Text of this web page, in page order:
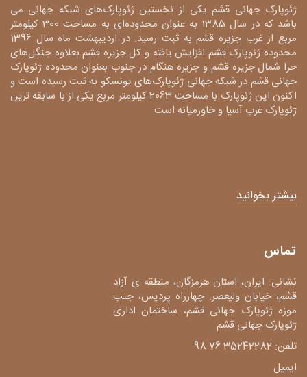
ژئوپارک جهانی قشم یکی از نخستین ژئوپارک‌های شبکه جهانی می
باشد که در سال 1385 به عنوان محدوده‌ای به مساحت 300 کیلومتر
مربع از غرب جزیره قشم به ثبت رسید. در اردیبهشت ماه سال 1396
محدوده ژئوپارک قشم افزایش یافته و کل جزیره قشم بعلاوه جنگل‌های
حرا شمال جزیره قشم و جزیره هنگام در جنوب بعنوان محدوده ژئوپارک
جهانی قشم در شبکه جهانی ژئوپارک‌های یونسکو به ثبت رسیده است و
اکنون این ژئوپارک با مساحت 2063 کیلومتر مربع یکی از با سابقه ترین
ژئوپارک غرب آسیا و خاورمیانه است
بیشتر بخوانید
تماس
نشانی: ایران، استان هرمزگان، منطقه ی آزاد
قشم، خیابان ولیعصر. چهارراه پردیس، جنب
موزه ژئوپارک جهانی قشم، ساختمان اداری
ژئوپارک جهانی قشم
تلفن: 35242282 76 98
ایمیل